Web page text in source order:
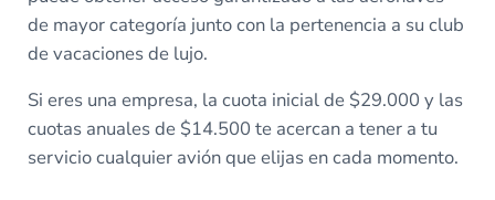
de mayor categoría junto con la pertenencia a su club
de vacaciones de lujo.
Si eres una empresa, la cuota inicial de $29.000 y las
cuotas anuales de $14.500 te acercan a tener a tu
servicio cualquier avión que elijas en cada momento.